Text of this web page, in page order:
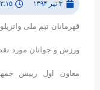
۲۲:۱۵
قهرمانان تیم ملی
ورزش و جوانان مورد
معاون اول رییس